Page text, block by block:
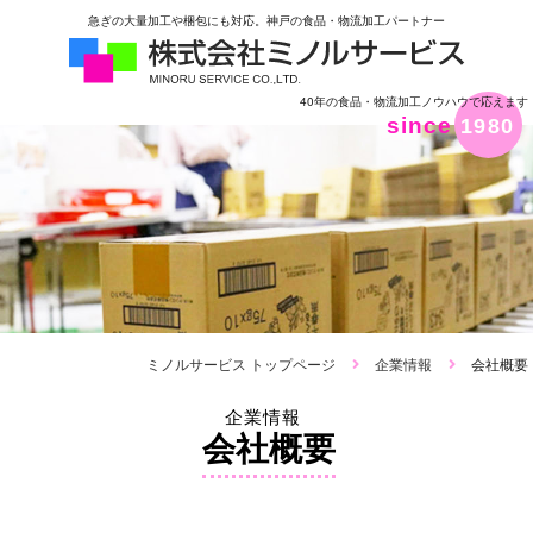
急ぎの大量加工や梱包にも対応。神戸の食品・物流加工パートナー
since 1980
40年の食品・物流加工ノウハウで応えます
ミノルサービス トップページ 企業情報 会社概要
企業情報
会社概要